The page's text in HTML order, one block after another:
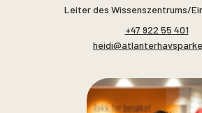
Leiter des Wissenszentrums/
+47 922 55 401